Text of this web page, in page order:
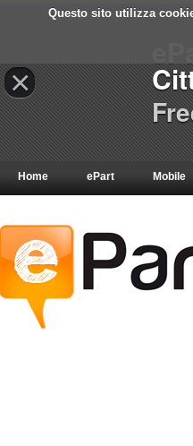
Questo sito utilizza
Home ePart Mobile
×